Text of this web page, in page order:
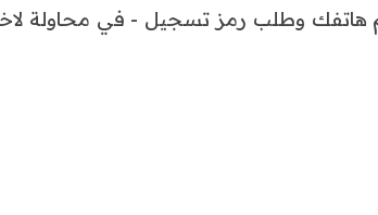
هاتفك وطلب رمز تسجيل - في محاولة